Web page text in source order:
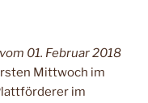
01. Februar 2018
Mittwoch im
im